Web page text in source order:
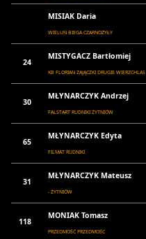
MISIAK Daria
WIELUŃ BIEGA CZARNOŻYŁY
24
MISTYGACZ Bartłomiej
KB FLORIAN ZAJĄCZKI DRUGIE WIERZCHLAS
30
MŁYNARCZYK Andrzej
FALSTART RUDNIKI ŻYTNIÓW
65
MŁYNARCZYK Edyta
FILMAT RUDNIKI
31
MŁYNARCZYK Mateusz
- ŻYTNIÓW
118
MONIAK Tomasz
PRZEDMOŚĆ PRZEDMOŚC